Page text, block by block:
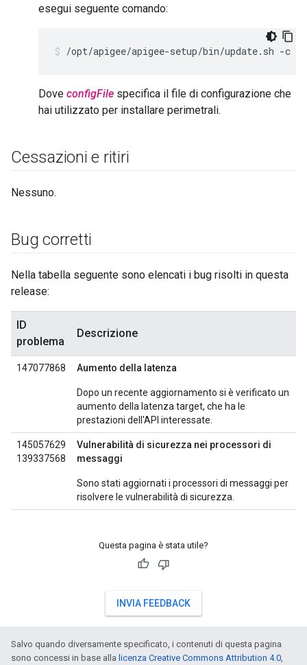
esegui seguente comando:
/opt/apigee/apigee-setup/bin/update.sh -c
Dove configFile specifica il file di configurazione che
hai utilizzato per installare perimetrali.
Cessazioni e ritiri
Nessuno.
Bug corretti
Nella tabella seguente sono elencati i bug risolti in questa
release:
ID
problema
Descrizione
147077868 Aumento della latenza
Dopo un recente aggiornamento si è verificato un
aumento della latenza target, che ha le
prestazioni dell'API interessate.
145057629
139337568
Vulnerabilità di sicurezza nei processori di
messaggi
Sono stati aggiornati i processori di messaggi per
risolvere le vulnerabilità di sicurezza.
Questa pagina è stata utile?
INVIA FEEDBACK
Salvo quando diversamente specificato, i contenuti di questa pagina
sono concessi in base alla licenza Creative Commons Attribution 4.0,